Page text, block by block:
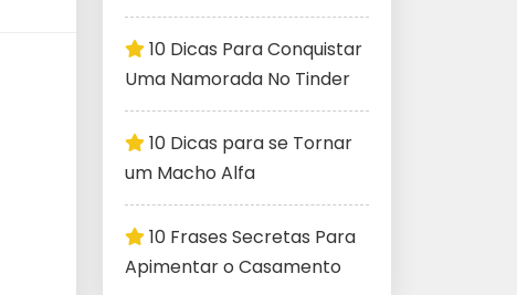
10 Dicas Para Conquistar
Uma Namorada No Tinder
10 Dicas para se Tornar
um Macho Alfa
10 Frases Secretas Para
Apimentar o Casamento